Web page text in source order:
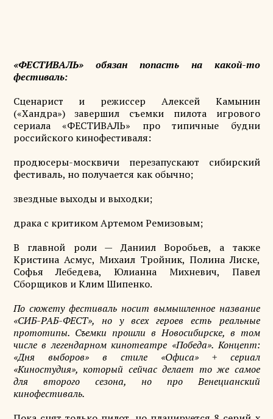
«ФЕСТИВАЛЬ» обязан попасть на какой-то
фестиваль:
Сценарист и режиссер Алексей Камынин
(«Хандра») завершил съемки пилота игрового
сериала «ФЕСТИВАЛЬ» про типичные будни
российского кинофестиваля:
продюсеры-москвичи перезапускают сибирский
фестиваль, но получается как обычно;
звездные выходы и выходки;
драка с критиком Артемом Ремизовым;
В главной роли — Даниил Воробьев, а также
Кристина Асмус, Михаил Тройник, Полина Лиске,
Софья Лебедева, Юлианна Михневич, Павел
Сборщиков и Клим Шипенко.
По сюжету фестиваль носит вымышленное название
«СИБ-РАБ-ФЕСТ», но у всех героев есть реальные
прототипы. Съемки прошли в Новосибирске, в том
числе в легендарном кинотеатре «Победа». Концепт:
«Дня выборов» в стиле «Офиса» + сериал
«Киностудия», который сейчас делает то же самое
для второго сезона, но про Венецианский
кинофестиваль.